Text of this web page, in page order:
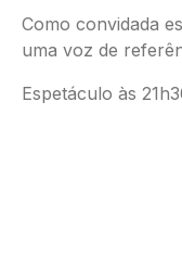
Como convidada
uma voz de
Espetáculo às